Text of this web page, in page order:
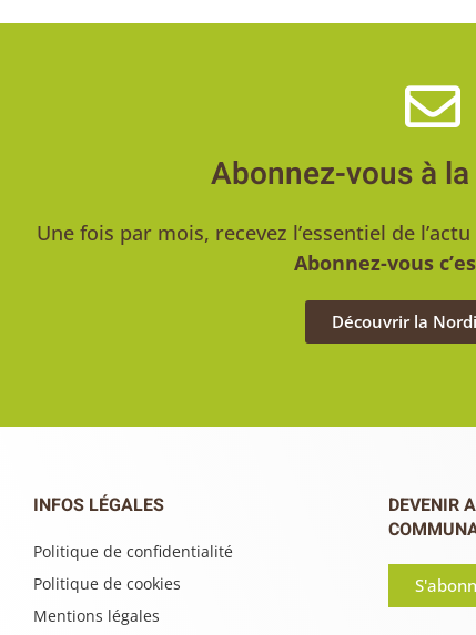
Abonnez-vous à
Une fois par mois, recevez l’essentiel de
Abonnez-vous
Découvrir la
INFOS LÉGALES
Politique de confidentialité
Politique de cookies
Mentions légales
DEVENIR